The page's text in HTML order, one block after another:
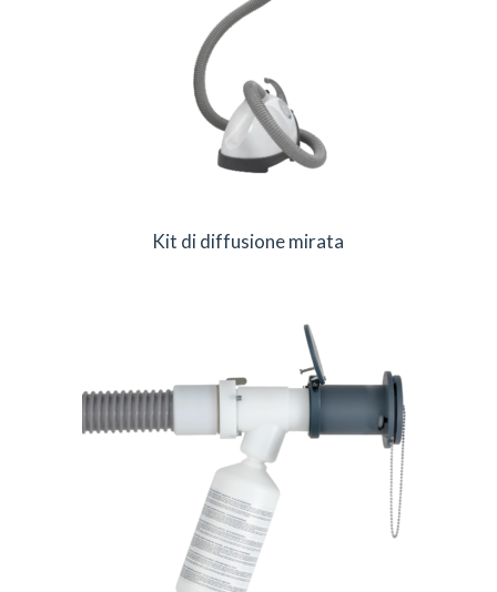
Kit di diffusione mirata